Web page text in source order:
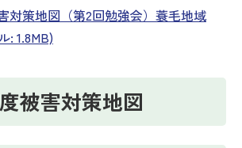
対策地図（第2回勉強会）蓑毛地域
: 1.8MB)
被害対策地図